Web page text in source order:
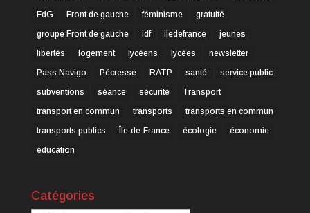
FdG
Front de gauche féminisme
gratuité
groupe Front de gauche
idf iledefrance
jeunes
libertés
logement lycéens lycées
newsletter
Pass Navigo
Pécresse RATP santé
service public
subventions
séance sécurité
Transport
transport en commun
transports
transports en commun
transports publics
Île-de-France écologie
économie
éducation
Catégories